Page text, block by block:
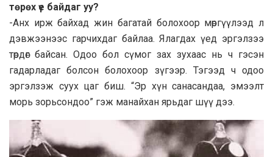
төрөх үе байдаг уу?
-Анх ирж байхад жин багатай болохоор мөргүүлээд л
дэвжээнээс гарчихдаг байлаа. Ялагдах үед эргэлзээ
төрдөг байсан. Одоо бол сүмог зах зухаас нь ч гэсэн
гадарладаг болсон болохоор зүгээр. Тэгээд ч одоо
эргэлзэж суух цаг биш. “Эр хүн санасандаа, эмээлт
морь зорьсондоо” гэж манайхан ярьдаг шүү дээ.